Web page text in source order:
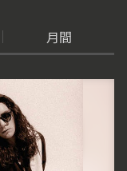
月間